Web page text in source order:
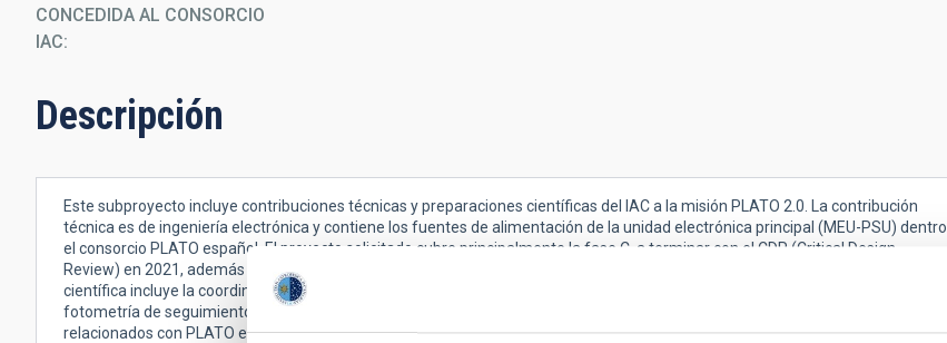
CONCEDIDA AL CONSORCIO
IAC
Descripción
Este subproyecto incluye contribuciones técnicas y preparaciones científicas del IAC a la misión PLATO 2.0. La contribución
técnica es de ingeniería electrónica y contiene los fuentes de alimentación de la unidad electrónica principal (MEU-PSU) dentro
el consorcio PLATO español. El proyecto solicitado cubre principalmente la fase C, a terminar con el CDR (Critical Design
Review) en 2021, además de inicios de la construcción del pre-flight y flightmodule (PFM y FM) de la fase D. La contribución
científica incluye la coordinación de varios paquetes de trabajo (planetas circumbinarias; 2 paquetes relacionadas con
fotometría de seguimiento terrestre) enfocados en la preparación de la misión PLATO; además contiene trabajos
relacionados con PLATO en tareas de asterosismología (una de sus temas científicas principales) y en estrellas binarias. El